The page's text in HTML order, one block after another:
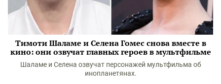
Тимоти Шаламе и Селена Гомес снова вместе в
кино: они озвучат главных героев в мультфильме
Шаламе и Селена озвучат персонажей мультфильма об
инопланетянах.